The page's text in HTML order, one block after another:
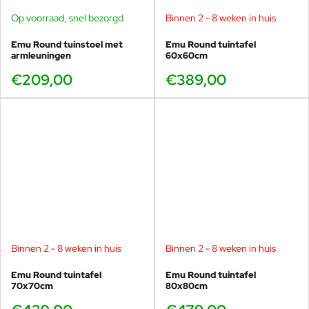
voor servies, drankjes en accessoires, zonder dat de
Dit maakt deze maat zeer geschikt als vaste eettafel
op het terras of als flexibel inzetbare tafel binnen
horecaconcepten.
maakt het eenvoudig om verschillende stoelen te
comfortniveau.
Op voorraad, snel bezorgd
Emu Round tuinstoel met
armleuningen
€209,00
Binnen 2 - 8 weken in huis
Emu Round tuintafel
60x60cm
€389,00
Binnen 2 - 8 weken in huis
Emu Round tuintafel
70x70cm
Binnen 2 - 8 weken in huis
Emu Round tuintafel
80x80cm